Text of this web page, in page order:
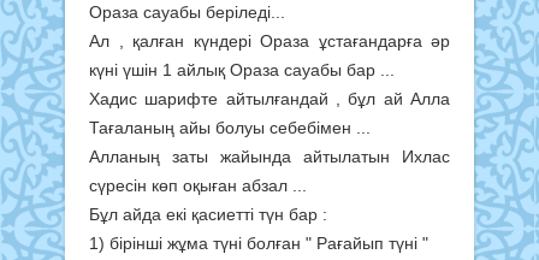
Ораза сауабы беріледі...
Ал , қалған күндері Ораза ұстағандарға әр
күні үшін 1 айлық Ораза сауабы бар ...
Хадис шарифте айтылғандай , бұл ай Алла
Тағаланың айы болуы себебімен ...
Алланың заты жайында айтылатын Ихлас
сүресін көп оқыған абзал ...
Бұл айда екі қасиетті түн бар :
1) бірінші жұма түні болған " Рағайып түні "